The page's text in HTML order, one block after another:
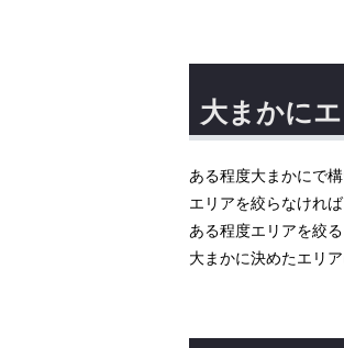
大まかに
ある程度大まかにで
エリアを絞らなけれ
ある程度エリアを絞
大まかに決めたエリ